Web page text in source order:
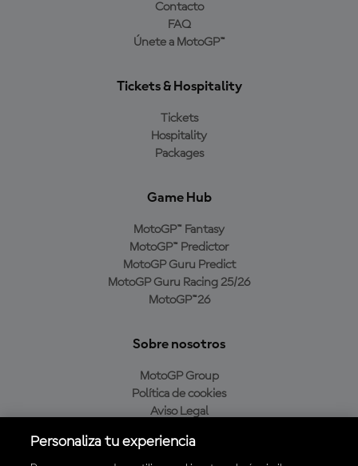
Contacto
FAQ
Únete a MotoGP™
Tickets & Hospitality
Tickets
Hospitality
Packages
Game Hub
MotoGP™ Fantasy
MotoGP™ Predictor
MotoGP Guru Predict
MotoGP Guru Racing 25/26
MotoGP™26
Sobre nosotros
MotoGP Group
Política de cookies
Aviso Legal
Política de compra
Personaliza tu experiencia